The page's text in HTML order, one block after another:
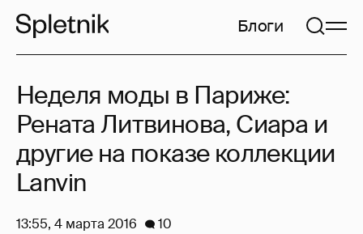
Блоги
Неделя моды в Париже:
Рената Литвинова, Сиара и
другие на показе коллекции
Lanvin
13:55, 4 марта 2016 10